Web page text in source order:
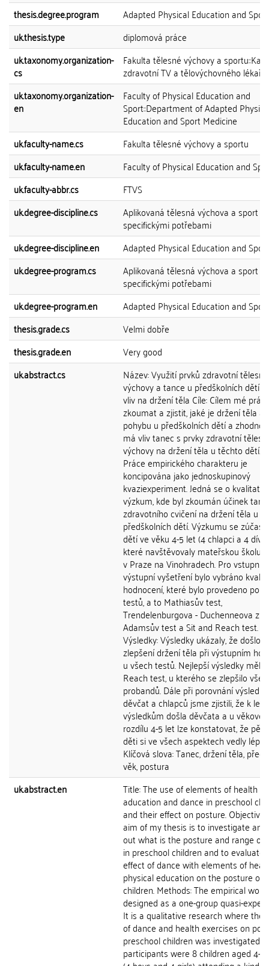
thesis.degree.program
Adapted Physical Education and Sport
uk.thesis.type
diplomová práce
uk.taxonomy.organization-
cs
Fakulta tělesné výchovy a
zdravotní TV a tělovýchovného
uk.taxonomy.organization-
en
Faculty of Physical Education and
Sport::Department of Adapted
Education and Sport Medicine
uk.faculty-name.cs
Fakulta tělesné výchovy a sportu
uk.faculty-name.en
Faculty of Physical Education and
uk.faculty-abbr.cs
FTVS
uk.degree-discipline.cs
Aplikovaná tělesná výchova a sport
specifickými potřebami
uk.degree-discipline.en
Adapted Physical Education and Sport
uk.degree-program.cs
Aplikovaná tělesná výchova a sport
specifickými potřebami
uk.degree-program.en
Adapted Physical Education and Sport
thesis.grade.cs
Velmi dobře
thesis.grade.en
Very good
uk.abstract.cs
Název: Využití prvků zdravotní tělesné
výchovy a tance u předškolních dětí
vliv na držení těla Cíle: Cílem mé
zkoumat a zjistit, jaké je držení těla a
pohybu u předškolních dětí a
má vliv tanec s prvky zdravotní
výchovy na držení těla u těchto dětí.
Práce empirického charakteru je
koncipována jako jednoskupinový
kvaziexperiment. Jedná se o
výzkum, kde byl zkoumán účinek
zdravotního cvičení na držení těla u
předškolních dětí. Výzkumu se
dětí ve věku 4-5 let (4 chlapci a 4
které navštěvovaly mateřskou školu
v Praze na Vinohradech. Pro vstupní a
výstupní vyšetření bylo vybráno
hodnocení, které bylo provedeno
testů, a to Mathiasův test,
Trendelenburgova - Duchenneova
Adamsův test a Sit and Reach test.
Výsledky: Výsledky ukázaly, že došlo
zlepšení držení těla při výstupním
u všech testů. Nejlepší výsledky měl
Reach test, u kterého se zlepšilo
probandů. Dále při porovnání výsledků
děvčat a chlapců jsme zjistili, že k
výsledkům došla děvčata a u
rozdílu 4-5 let lze konstatovat, že
děti si ve všech aspektech vedly lépe.
Klíčová slova: Tanec, držení těla,
věk, postura
uk.abstract.en
Title: The use of elements of health
aducation and dance in preschool
and their effect on posture.
aim of my thesis is to investigate
out what is the posture and range of
in preschool children and to evaluate
effect of dance with elements of
physical education on the posture of
children. Methods: The empirical
designed as a one-group quasi-
It is a qualitative research where the
of dance and health exercises on
preschool children was investigated.
participants were 8 children aged 4-5